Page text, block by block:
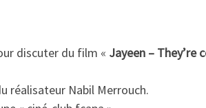
discuter du film « Jayeen – They’re
réalisateur Nabil Merrouch.